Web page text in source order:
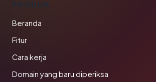
PRODUK
Beranda
Fitur
Cara kerja
Domain yang baru diperiksa